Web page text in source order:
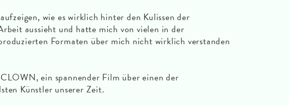
wie es wirklich hinter den Kulissen der
aussieht und hatte mich von vielen in der
Formaten über mich nicht wirklich verstanden
ein spannender Film über einen der
Künstler unserer Zeit.